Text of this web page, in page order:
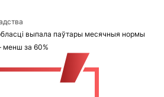
выпала паўтары месячныя нормы
менш за 60%